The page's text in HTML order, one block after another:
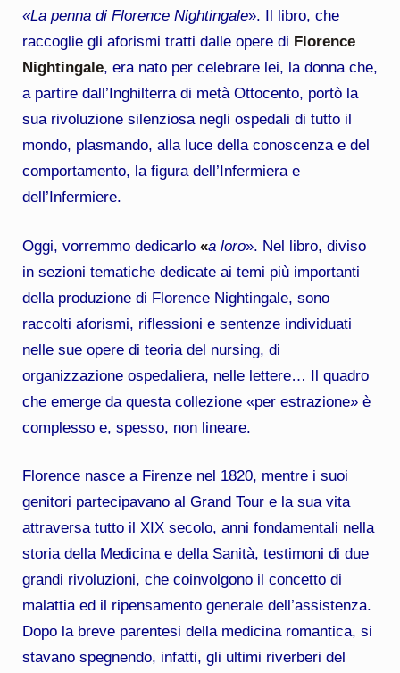
«La penna di Florence Nightingale». Il libro, che
raccoglie gli aforismi tratti dalle opere di Florence
Nightingale, era nato per celebrare lei, la donna che,
a partire dall’Inghilterra di metà Ottocento, portò la
sua rivoluzione silenziosa negli ospedali di tutto il
mondo, plasmando, alla luce della conoscenza e del
comportamento, la figura dell’Infermiera e
dell’Infermiere.
Oggi, vorremmo dedicarlo «a loro». Nel libro, diviso
in sezioni tematiche dedicate ai temi più importanti
della produzione di Florence Nightingale, sono
raccolti aforismi, riflessioni e sentenze individuati
nelle sue opere di teoria del nursing, di
organizzazione ospedaliera, nelle lettere… Il quadro
che emerge da questa collezione «per estrazione» è
complesso e, spesso, non lineare.
Florence nasce a Firenze nel 1820, mentre i suoi
genitori partecipavano al Grand Tour e la sua vita
attraversa tutto il XIX secolo, anni fondamentali nella
storia della Medicina e della Sanità, testimoni di due
grandi rivoluzioni, che coinvolgono il concetto di
malattia ed il ripensamento generale dell’assistenza.
Dopo la breve parentesi della medicina romantica, si
stavano spegnendo, infatti, gli ultimi riverberi del